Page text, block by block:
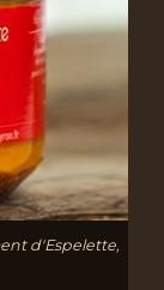
d'Espelette,